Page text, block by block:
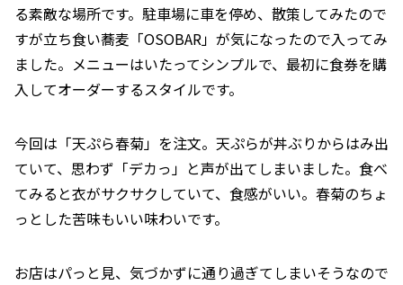
る素敵な場所です。駐車場に車を停め、散策してみたので
すが立ち食い蕎麦「OSOBAR」が気になったので入ってみ
ました。メニューはいたってシンプルで、最初に食券を購
入してオーダーするスタイルです。
今回は「天ぷら春菊」を注文。天ぷらが丼ぶりからはみ出
ていて、思わず「デカっ」と声が出てしまいました。食べ
てみると衣がサクサクしていて、食感がいい。春菊のちょ
っとした苦味もいい味わいです。
お店はパっと見、気づかずに通り過ぎてしまいそうなので